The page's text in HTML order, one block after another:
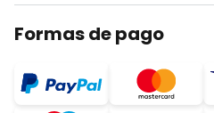
Formas de pago